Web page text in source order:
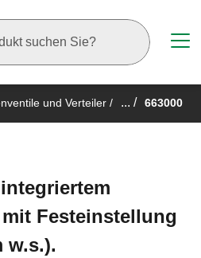
und Verteiler / ... / 663000
Festeinstellung
w.s.).